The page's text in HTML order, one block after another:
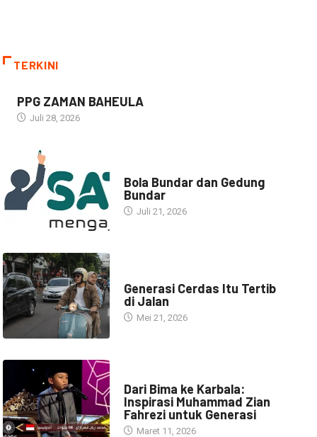
TERKINI
PPG ZAMAN BAHEULA
Juli 28, 2026
Bola Bundar dan Gedung
Bundar
Juli 21, 2026
Generasi Cerdas Itu Tertib
di Jalan
Mei 21, 2026
Dari Bima ke Karbala:
Inspirasi Muhammad Zian
Fahrezi untuk Generasi
Maret 11, 2026